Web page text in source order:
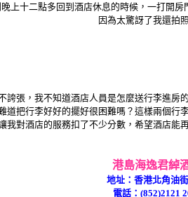
上十二點多回到酒店休息的時候，一打開房
因為太驚訝了我還拍
誇張，我不知道酒店人員是怎麼送行李進房
道把行李好好的擺好很困難嗎？這樣兩個行
我對酒店的服務扣了不少分數，希望酒店能
港島海逸君綽
地址：香港北角油
電話：(852)2121